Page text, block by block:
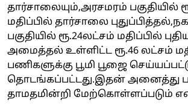
தார்சாலையும்,அரசமரம் பகுதியில்
மதிப்பில் தார்சாலை
பகுதியில் ரூ.24லட்சம் மதிப்பில்
அமைத்தல் உள்ளிட்ட ரூ.46 லட்சம்
பணிகளுக்கு பூமி பூஜை
தொடங்கப்பட்டது.இதன் அனைத்து
தாமதமின்றி மேற்கொள்ளப்படும்